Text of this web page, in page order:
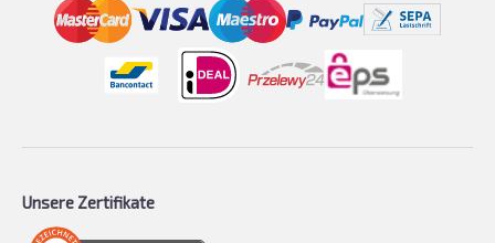
Unsere Zertifikate